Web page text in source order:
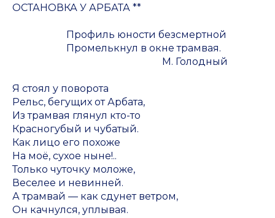
ОСТАНОВКА У АРБАТА **
Профиль юности безсмертной
Промелькнул в окне трамвая.
М. Голодный
Я стоял у поворота
Рельс, бегущих от Арбата,
Из трамвая глянул кто-то
Красногубый и чубатый.
Как лицо его похоже
На моё, сухое ныне!..
Только чуточку моложе,
Веселее и невинней.
А трамвай — как сдунет ветром,
Он качнулся, уплывая.